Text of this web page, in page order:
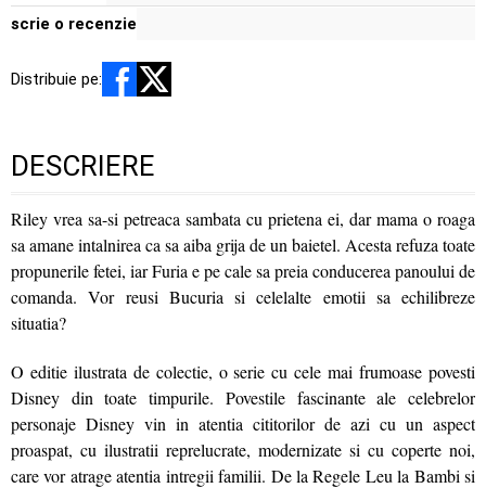
scrie o recenzie
Distribuie pe:
DESCRIERE
Riley vrea sa-si petreaca sambata cu prietena ei, dar mama o roaga
sa amane intalnirea ca sa aiba grija de un baietel. Acesta refuza toate
propunerile fetei, iar Furia e pe cale sa preia conducerea panoului de
comanda. Vor reusi Bucuria si celelalte emotii sa echilibreze
situatia?
O editie ilustrata de colectie, o serie cu cele mai frumoase povesti
Disney din toate timpurile. Povestile fascinante ale celebrelor
personaje Disney vin in atentia cititorilor de azi cu un aspect
proaspat, cu ilustratii reprelucrate, modernizate si cu coperte noi,
care vor atrage atentia intregii familii. De la Regele Leu la Bambi si